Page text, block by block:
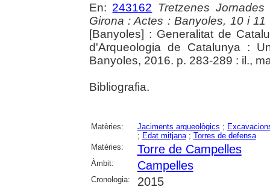
En: 243162 Tretzenes
Girona : Actes : Banyoles, 10 i
[Banyoles] : Generalitat de
d'Arqueologia de Catalunya :
Banyoles, 2016. p. 283-289 : il.,
Bibliografia.
Matèries: Jaciments arqueològics ;
; Edat mitjana; Torres de defensa
Matèries:
Torre de Campelles
Àmbit: Campelles
Cronologia: 2015